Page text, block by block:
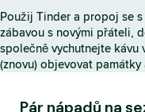
k
a
T
i
d
Použij Tinder a propoj se
zábavou s novými přáteli,
společně vychutnejte
(znovu) objevovat
Pár nápadů na